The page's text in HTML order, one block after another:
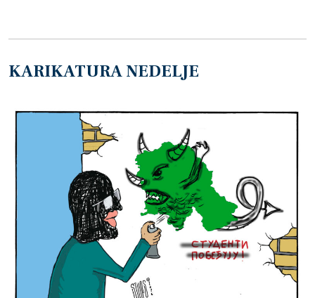
KARIKATURA NEDELJE